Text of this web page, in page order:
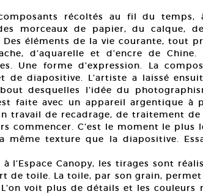
récoltés au fil du temps,
morceaux de papier, du calque,
Des éléments de la vie courante, tout
d’aquarelle et d’encre de
Une forme d’expression. La
de diapositive. L’artiste a laissé
desquelles l’idée du
faite avec un appareil argentique à
travail de recadrage, de traitement
commencer. C’est le moment le plus
même texture que la diapositive.
l’Espace Canopy, les tirages sont
de toile. La toile, par son grain,
voit plus de détails et les couleurs